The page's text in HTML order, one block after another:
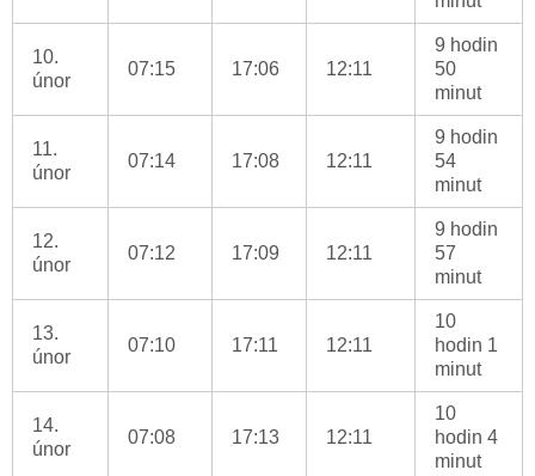
10.
únor
07:15 17:06 12:11
9 hodin
50
minut
11.
únor
07:14 17:08 12:11
9 hodin
54
minut
12.
únor
07:12 17:09 12:11
9 hodin
57
minut
13.
únor
07:10 17:11 12:11
10
hodin 1
minut
14.
únor
07:08 17:13 12:11
10
hodin 4
minut